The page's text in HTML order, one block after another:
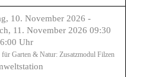
10. November 2026 -
11. November 2026 09:30
Uhr
Garten & Natur: Zusatzmodul Filzen